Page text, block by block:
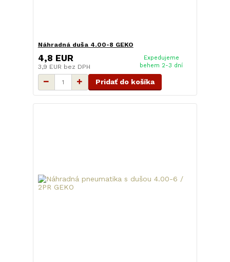
Náhradná duša 4.00-8 GEKO
4,8 EUR
3,9 EUR bez DPH
Expedujeme
behem 2-3 dní
Pridať do košíka